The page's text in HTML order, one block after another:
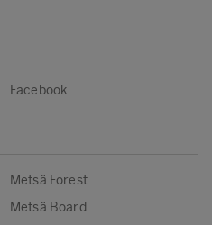
Facebook
Metsä Forest
Metsä Board